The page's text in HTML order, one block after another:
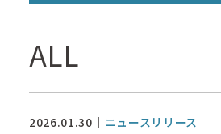
ALL
2026.01.30 ニュースリリース